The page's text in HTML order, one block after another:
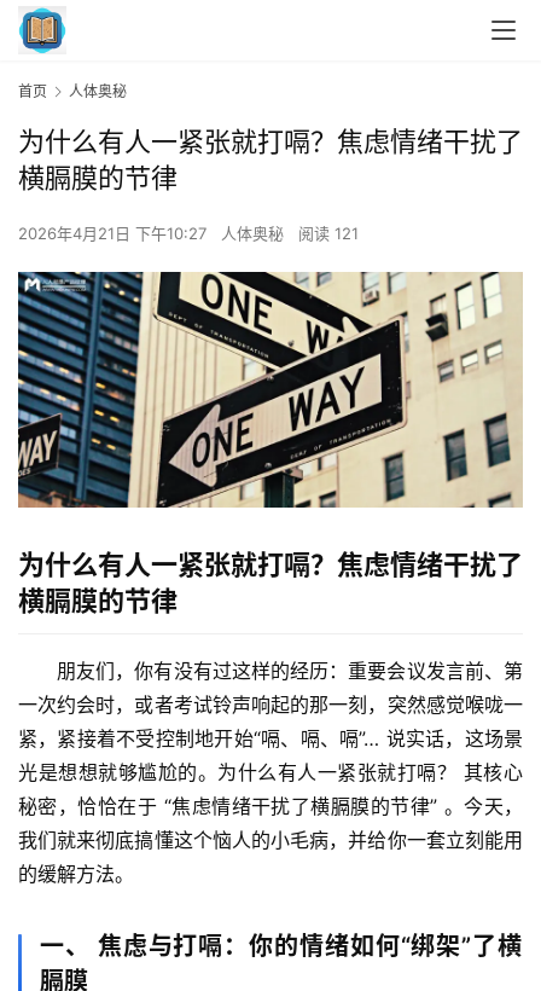
首页 人体奥秘
为什么有人一紧张就打嗝？焦虑情绪干扰了
横膈膜的节律
2026年4月21日 下午10:27 人体奥秘 阅读 121
为什么有人一紧张就打嗝？焦虑情绪干扰了
横膈膜的节律
朋友们，你有没有过这样的经历：重要会议发言前、第
一次约会时，或者考试铃声响起的那一刻，突然感觉喉咙一
紧，紧接着不受控制地开始“嗝、嗝、嗝”… 说实话，这场景
光是想想就够尴尬的。 为什么有人一紧张就打嗝？
其核心
秘密，恰恰在于 “焦虑情绪干扰了横膈膜的节律” 。今天，
我们就来彻底搞懂这个恼人的小毛病，并给你一套立刻能用
的缓解方法。
一、 焦虑与打嗝：你的情绪如何“绑架”了横
膈膜